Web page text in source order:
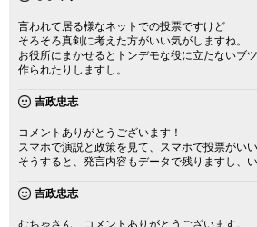
言われて居る様なネットでの投票ですけど
そろそろ真剣に考えた方がいい気がしますね。
お役所にまかせるとトンデモな役に立たないブ
作られたりしますし。
吉政忠志
コメントありがとうございます！
スマホで演説と政策を見て、スマホで投票がいい
そうすると、発言内容もデータで残りますし、
吉政忠志